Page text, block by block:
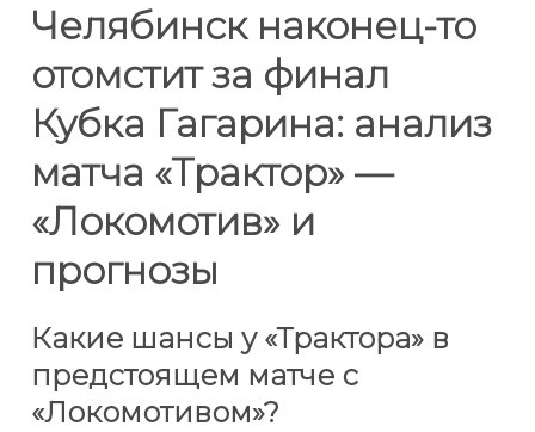
Челябинск наконец-то
отомстит за финал
Кубка Гагарина: анализ
матча «Трактор» —
«Локомотив» и
прогнозы
Какие шансы у «Трактора» в
предстоящем матче с
«Локомотивом»?